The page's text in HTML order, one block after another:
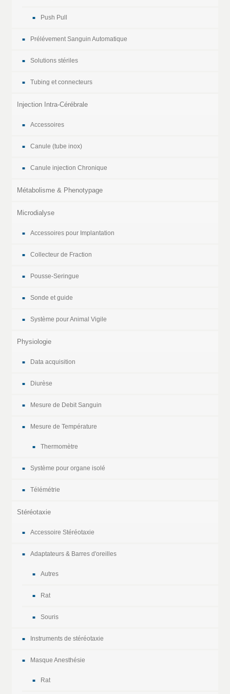
Push Pull
Prélévement Sanguin Automatique
Solutions stériles
Tubing et connecteurs
Injection Intra-Cérébrale
Accessoires
Canule (tube inox)
Canule injection Chronique
Métabolisme & Phenotypage
Microdialyse
Accessoires pour Implantation
Collecteur de Fraction
Pousse-Seringue
Sonde et guide
Système pour Animal Vigile
Physiologie
Data acquisition
Diurèse
Mesure de Debit Sanguin
Mesure de Température
Thermomètre
Système pour organe isolé
Télémétrie
Stéréotaxie
Accessoire Stéréotaxie
Adaptateurs & Barres d'oreilles
Autres
Rat
Souris
Instruments de stéréotaxie
Masque Anesthésie
Rat